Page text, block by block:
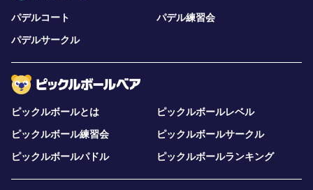
パデルコート
パデル練習会
パデルサークル
ピックルボールとは
ピックルボールレベル
ピックルボール練習会
ピックルボールサークル
ピックルボールパドル
ピックルボールランキング